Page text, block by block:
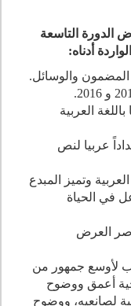
الدورة التاسعة
أدناه:
المضمون والوسائل.
و 2016
.
العربية
عربيا لنص
وتميز المبدع
في الحياة
العرض
لأوسع جمهور من
أعمق ووضوح
لصانعيه، ووضوح